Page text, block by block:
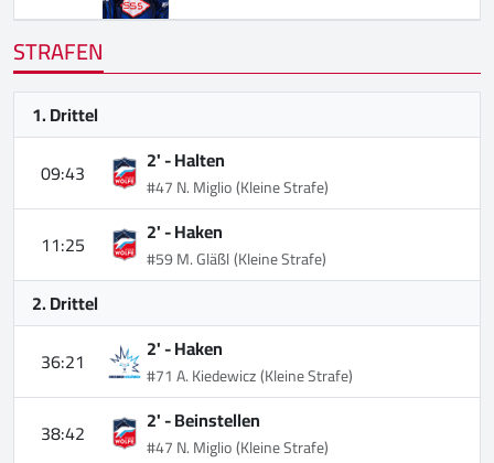
STRAFEN
1. Drittel
09:43
2' -Halten
#47 N. Miglio(Kleine Strafe)
11:25 2' -Haken
#59 M. Gläßl(Kleine Strafe)
2. Drittel
36:21
2' -Haken
#71 A. Kiedewicz(Kleine Strafe)
38:42 2' -Beinstellen
#47 N. Miglio(Kleine Strafe)